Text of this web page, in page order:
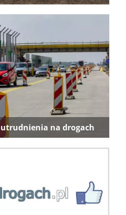
na drogach